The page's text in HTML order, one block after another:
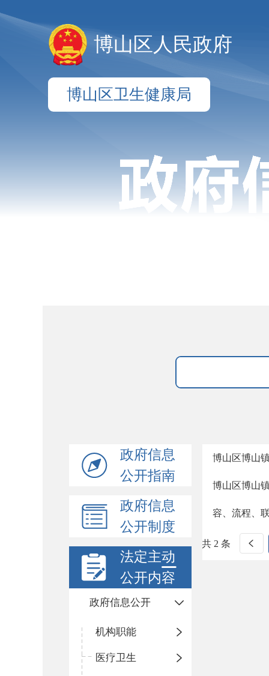
博山区人民政府
博山区卫生健康局
政府信息
公开指南
政府信息
公开制度
法定主动
公开内容
政府信息公开
机构职能
医疗卫生
博山区博山
博山区博山
容、流程、
共 2 条